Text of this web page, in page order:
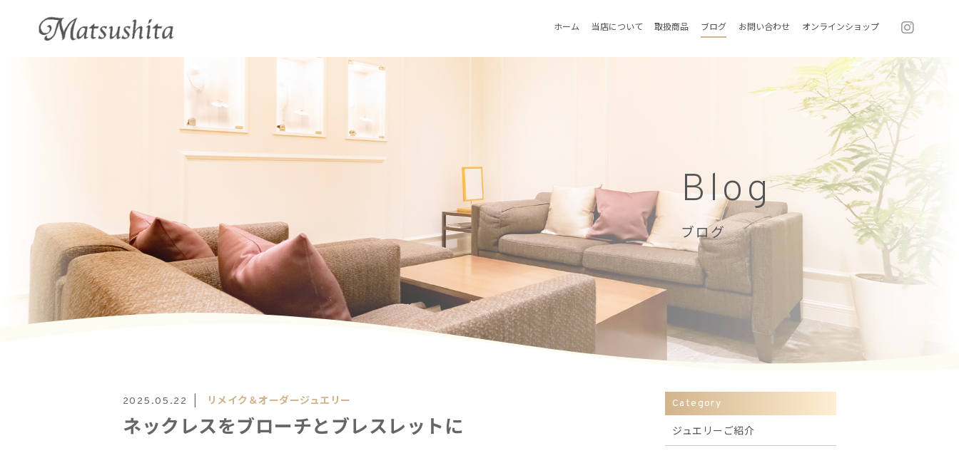
ホーム 当店について 取扱商品 ブログ お問い合わせ オンラインショップ
Blog
ブログ
2025.05.22 リメイク＆オーダージュエリー
ネックレスをブローチとブレスレットに
Category
ジュエリーご紹介